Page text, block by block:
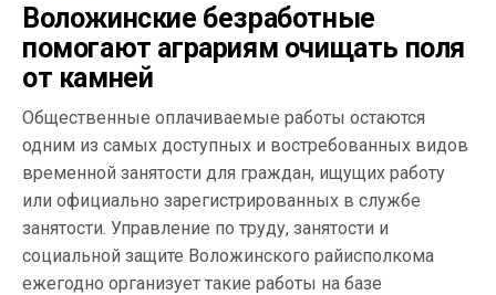
Воложинские безработные
помогают аграриям очищать поля
от камней
Общественные оплачиваемые работы остаются
одним из самых доступных и востребованных видов
временной занятости для граждан, ищущих работу
или официально зарегистрированных в службе
занятости. Управление по труду, занятости и
социальной защите Воложинского райисполкома
ежегодно организует такие работы на базе